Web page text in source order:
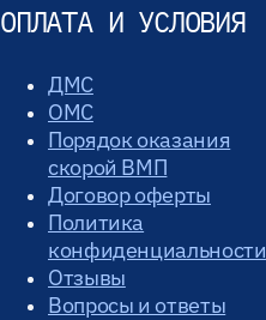
ОПЛАТА И УСЛОВИЯ
ДМС
ОМС
Порядок оказания
скорой ВМП
Договор оферты
Политика
конфиденциальности
Отзывы
Вопросы и ответы